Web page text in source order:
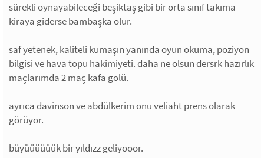
sürekli oynayabileceği beşiktaş gibi bir orta sınıf takıma
kiraya giderse bambaşka olur.
saf yetenek, kaliteli kumaşın yanında oyun okuma, poziyon
bilgisi ve hava topu hakimiyeti. daha ne olsun dersrk hazırlık
maçlarımda 2 maç kafa golü.
ayrıca davinson ve abdülkerim onu veliaht prens olarak
görüyor.
büyüüüüüük bir yıldızz geliyooor.